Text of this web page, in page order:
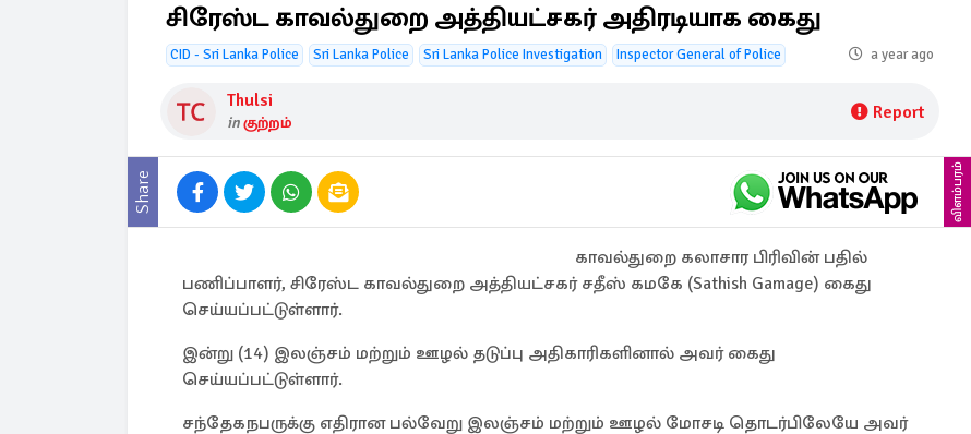
சிரேஸ்ட காவல்துறை அத்தியட்சகர் அதிரடியாக கைது
CID - Sri Lanka Police Sri Lanka Police Sri Lanka Police Investigation Inspector General of Police a year ago
Thulsi
inகுற்றம் Report
Share விளம்பரம்
காவல்துறை கலாசார பிரிவின் பதில்
பணிப்பாளர், சிரேஸ்ட காவல்துறை அத்தியட்சகர் சதீஸ் கமகே (Sathish Gamage) கைது
செய்யப்பட்டுள்ளார்.
இன்று (14) இலஞ்சம் மற்றும் ஊழல் தடுப்பு அதிகாரிகளினால் அவர் கைது
செய்யப்பட்டுள்ளார்.
சந்தேகநபருக்கு எதிரான பல்வேறு இலஞ்சம் மற்றும் ஊழல் மோசடி தொடர்பிலேயே அவர்